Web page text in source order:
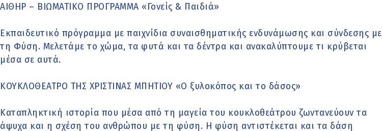
ΑΙΘΗΡ – ΒΙΩΜΑΤΙΚΟ ΠΡΟΓΡΑΜΜΑ «Γονείς & Παιδιά»
Εκπαιδευτικό πρόγραμμα με παιχνίδια συναισθηματικής ενδυνάμωσης και σύνδεσης με
τη Φύση. Μελετάμε το χώμα, τα φυτά και τα δέντρα και ανακαλύπτουμε τι κρύβεται
μέσα σε αυτά.
ΚΟΥΚΛΟΘΕΑΤΡΟ ΤΗΣ ΧΡΙΣΤΙΝΑΣ ΜΠΗΤΙΟΥ «Ο ξυλοκόπος και το δάσος»
Καταπληκτική ιστορία που μέσα από τη μαγεία του κoυκλοθεάτρου ζωντανεύουν τα
άψυχα και η σχέση του ανθρώπου με τη φύση. Η φύση αντιστέκεται και τα δάση